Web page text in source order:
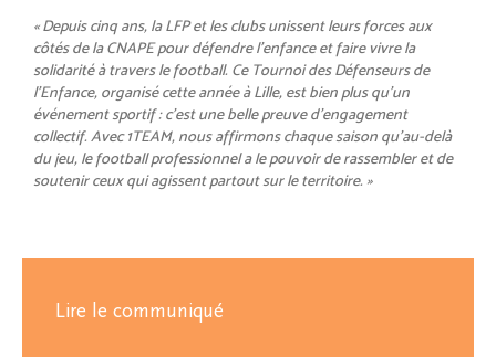
« Depuis cinq ans, la LFP et les clubs unissent leurs forces aux
côtés de la CNAPE pour défendre l’enfance et faire vivre la
solidarité à travers le football. Ce Tournoi des Défenseurs de
l’Enfance, organisé cette année à Lille, est bien plus qu’un
événement sportif : c’est une belle preuve d’engagement
collectif. Avec 1TEAM, nous affirmons chaque saison qu’au-delà
du jeu, le football professionnel a le pouvoir de rassembler et de
soutenir ceux qui agissent partout sur le territoire. »
Lire le communiqué